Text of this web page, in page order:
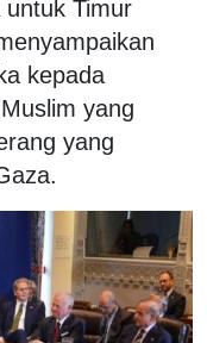
untuk Timur
kepada
yang
yang